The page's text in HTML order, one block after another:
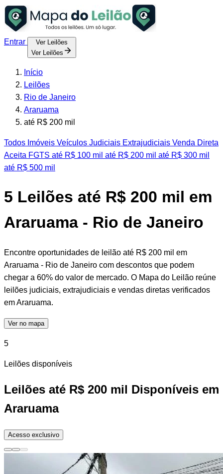
Entrar
Ver Leilões
Ver Leilões
Início
Leilões
Rio de Janeiro
Araruama
até R$ 200 mil
Todos Imóveis Veículos Judiciais Extrajudiciais Venda Direta
Aceita FGTS até R$ 100 mil até R$ 200 mil até R$ 300 mil
até R$ 500 mil
5 Leilões até R$ 200 mil em
Araruama - Rio de Janeiro
Encontre oportunidades de leilão até R$ 200 mil em
Araruama - Rio de Janeiro com descontos que podem
chegar a 60% do valor de mercado. O Mapa do Leilão reúne
leilões judiciais, extrajudiciais e vendas diretas verificados
em Araruama.
Ver no mapa
5
Leilões disponíveis
Leilões até R$ 200 mil Disponíveis em
Araruama
Acesso exclusivo